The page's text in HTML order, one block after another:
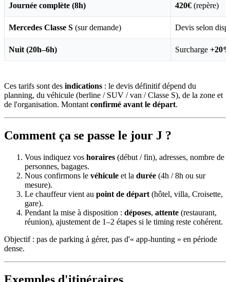
Journée complète (8h) 420€ (repère)
Mercedes Classe S (sur demande) Devis selon
Nuit (20h–6h) Surcharge
Ces tarifs sont des indications : le devis définitif dépend du
planning, du véhicule (berline / SUV / van / Classe S), de la zone et
de l'organisation. Montant confirmé avant le départ.
Comment ça se passe le jour J ?
Vous indiquez vos horaires (début / fin), adresses, nombre de
personnes, bagages.
Nous confirmons le véhicule et la durée (4h / 8h ou sur
mesure).
Le chauffeur vient au point de départ (hôtel, villa, Croisette,
gare).
Pendant la mise à disposition : déposes, attente (restaurant,
réunion), ajustement de 1–2 étapes si le timing reste cohérent.
Objectif : pas de parking à gérer, pas d'« app-hunting » en période
dense.
Exemples d'itinéraires